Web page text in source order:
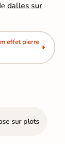
dalles sur
effet pierre
sur plots